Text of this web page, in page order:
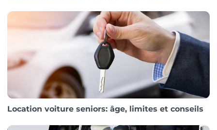
Location voiture seniors: âge, limites et conseils